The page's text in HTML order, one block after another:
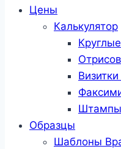
Цены
Калькулятор
Штампы
Образцы
Шаблоны